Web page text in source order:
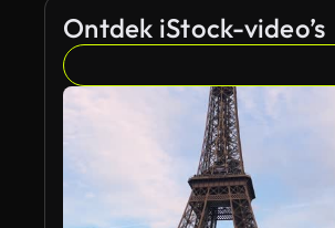
Ontdek iStock-video’s